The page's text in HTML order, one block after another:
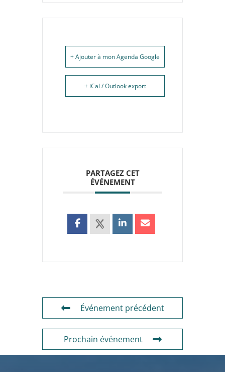
+ Ajouter à mon Agenda Google
+ iCal / Outlook export
PARTAGEZ CET
ÉVÉNEMENT
Événement précédent
Prochain événement